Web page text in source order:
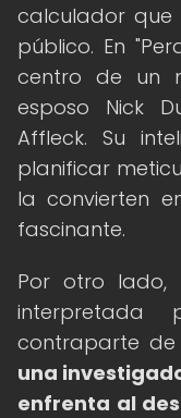
calculador que
público. En
centro de un
esposo Nick
Affleck. Su
planificar
la convierten
fascinante.
Por otro lado,
interpretada
contraparte de
una
enfrenta al